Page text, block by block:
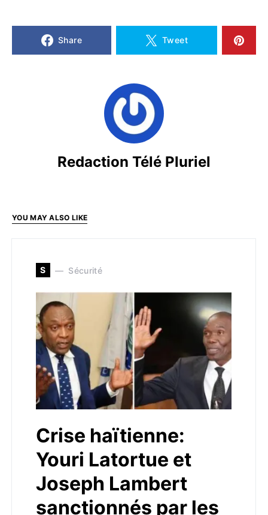
Share Tweet
Redaction Télé Pluriel
YOU MAY ALSO LIKE
S Sécurité
Crise haïtienne:
Youri Latortue et
Joseph Lambert
sanctionnés par les